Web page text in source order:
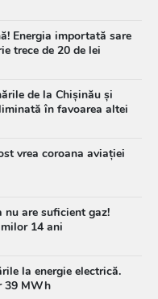
Energia importată sare
trece de 20 de lei
de la Chișinău și
în favoarea altei
vrea coroana aviației
nu are suficient gaz!
14 ani
la energie electrică.
39 MWh